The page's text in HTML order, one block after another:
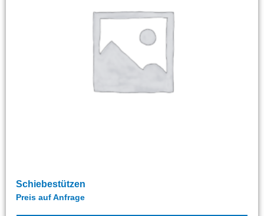
Schiebestützen
Preis auf Anfrage